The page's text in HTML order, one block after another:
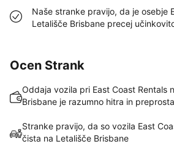
Naše stranke pravijo, da je osebje
Letališče Brisbane precej
Ocen Strank
Oddaja vozila pri East Coast Rentals
Brisbane je razumno hitra in preprosta
Stranke pravijo, da so vozila East
čista na Letališče Brisbane